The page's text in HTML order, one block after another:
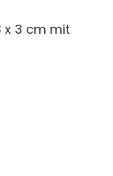
x 3 cm mit